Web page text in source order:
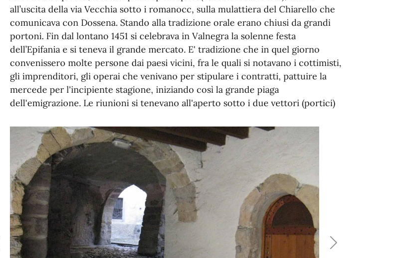
all’uscita della via Vecchia sotto i romanocc, sulla mulattiera del Chiarello che
comunicava con Dossena. Stando alla tradizione orale erano chiusi da grandi
portoni. Fin dal lontano 1451 si celebrava in Valnegra la solenne festa
dell’Epifania e si teneva il grande mercato. E' tradizione che in quel giorno
convenissero molte persone dai paesi vicini, fra le quali si notavano i cottimisti,
gli imprenditori, gli operai che venivano per stipulare i contratti, pattuire la
mercede per l'incipiente stagione, iniziando così la grande piaga
dell'emigrazione. Le riunioni si tenevano all'aperto sotto i due vettori (portici)
Next